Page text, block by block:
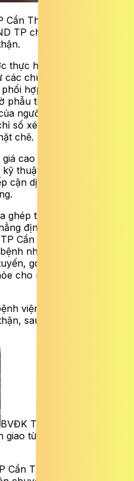
Thơ tặng Bằng
TP cho lãnh đạo BV
hiện vào sáng 11/4,
chuyên gia đến từ
hợp cùng các ê-kíp
phẫu thuật, ca ghép đã
người hiến và người
số xét nghiệm tiến triển
chẽ.
cao nỗ lực của tập thể
thuật chuyên sâu, giúp
cận dịch vụ y tế chất
ghép thận đầu tiên không
định năng lực chuyên
Cần Thơ, mà còn mở ra
nhân suy thận, giảm
góp phần nâng cao
cho người dân khu vực
viện thứ 2 tại miền Tây
sau BVĐK Trung ương
BVĐK TP Cần Thơ ghép
từ BV Trung ương
Cần Thơ cho biết đã ghép